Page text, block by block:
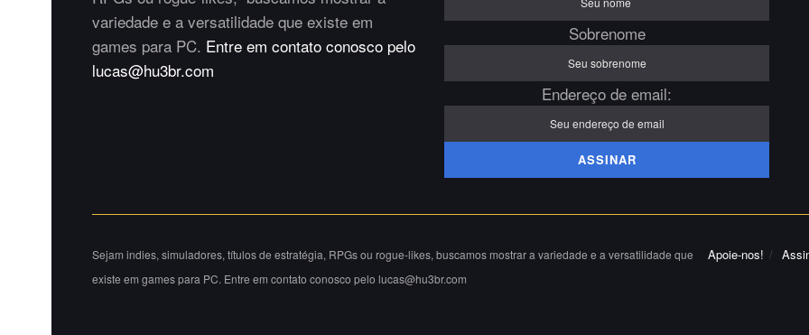
variedade e a versatilidade que existe em
games para PC. Entre em contato conosco pelo
lucas@hu3br.com
Sobrenome
Endereço de email:
Apoie-nos!
Sejam indies, simuladores, títulos de estratégia, RPGs ou rogue-likes, buscamos mostrar a variedade e a versatilidade que
existe em games para PC. Entre em contato conosco pelo lucas@hu3br.com